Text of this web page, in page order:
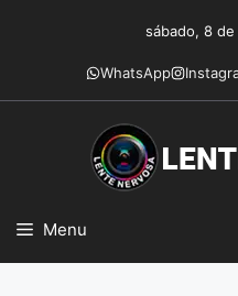
conteúdo
sábado, 8
WhatsApp
Menu